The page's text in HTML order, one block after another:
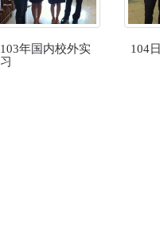
103年国内校外实
习
104